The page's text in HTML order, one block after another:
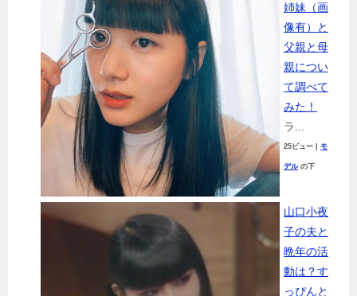
姉妹（画
像有）と
父親と母
親につい
て調べて
みた！
ラ...
25ビュー モ
デルの下
山口小夜
子の夫と
晩年の活
動は？す
っぴんと